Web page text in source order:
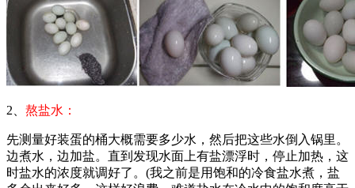
2、 熬盐水：
先测量好装蛋的桶大概需要多少水，然后把这些水倒入锅里。
边煮水，边加盐。直到发现水面上有盐漂浮时，停止加热，这
时盐水的浓度就调好了。(我之前是用饱和的冷食盐水煮，盐